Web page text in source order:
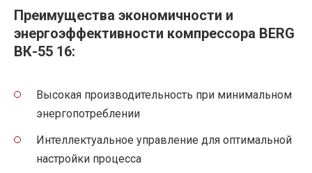
Преимущества экономичности и
энергоэффективности компрессора BERG
ВК-55 16:
Высокая производительность при минимальном
энергопотреблении
Интеллектуальное управление для оптимальной
настройки процесса